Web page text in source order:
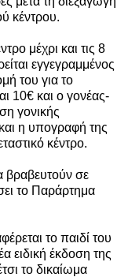
κέντρου.
μέχρι και τις 8
εγγεγραμμένος
του για το
10€ και ο γονέας-
γονικής
η υπογραφή της
κέντρο.
βραβευτούν σε
το Παράρτημα
το παιδί του
ειδική έκδοση της
το δικαίωμα